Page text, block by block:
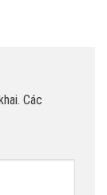
Các